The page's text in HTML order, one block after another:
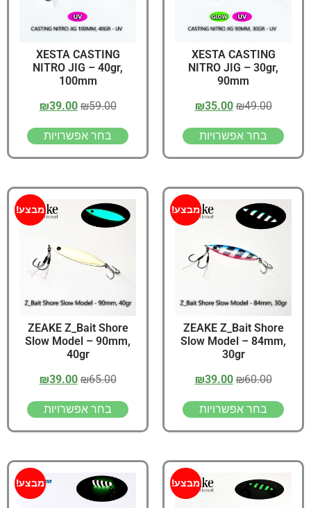
XESTA CASTING
NITRO JIG – 30gr,
90mm
₪49.00
₪35.00
בחר אפשרויות
XESTA CASTING
NITRO JIG – 40gr,
100mm
₪59.00
₪39.00
בחר אפשרויות
מבצע!
ZEAKE Z_Bait Shore
Slow Model – 84mm,
30gr
₪60.00
₪39.00
בחר אפשרויות
מבצע!
ZEAKE Z_Bait Shore
Slow Model – 90mm,
40gr
₪65.00
₪39.00
בחר אפשרויות
מבצע! מבצע!